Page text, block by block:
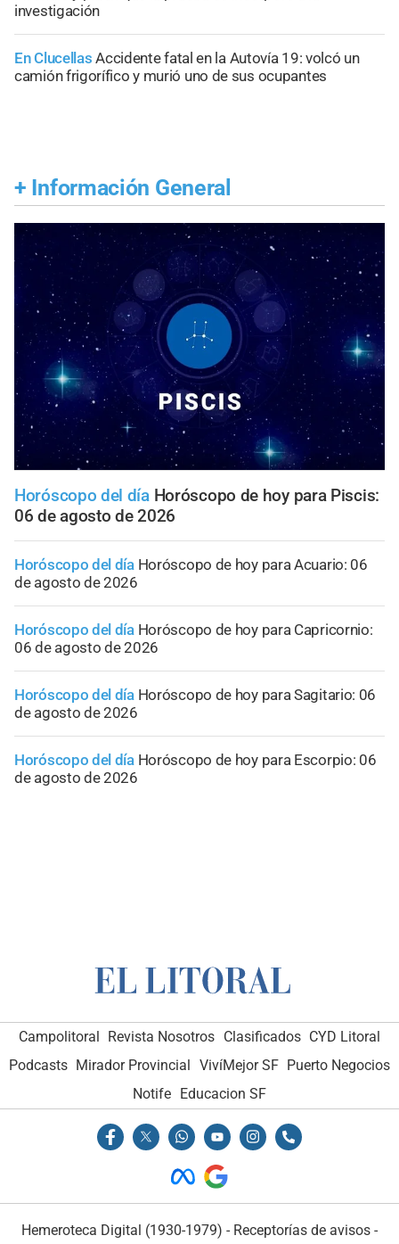
investigación
En Clucellas Accidente fatal en la Autovía 19: volcó un
camión frigorífico y murió uno de sus ocupantes
+ Información General
Horóscopo del día Horóscopo de hoy para Piscis:
06 de agosto de 2026
Horóscopo del día Horóscopo de hoy para Acuario: 06
de agosto de 2026
Horóscopo del día Horóscopo de hoy para Capricornio:
06 de agosto de 2026
Horóscopo del día Horóscopo de hoy para Sagitario: 06
de agosto de 2026
Horóscopo del día Horóscopo de hoy para Escorpio: 06
de agosto de 2026
Campolitoral Revista Nosotros Clasificados CYD Litoral
Podcasts Mirador Provincial VivíMejor SF Puerto Negocios
Notife Educacion SF
Hemeroteca Digital (1930-1979) - Receptorías de avisos -